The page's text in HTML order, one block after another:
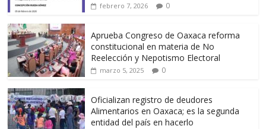
febrero 7, 2026 0
Aprueba Congreso de Oaxaca reforma
constitucional en materia de No
Reelección y Nepotismo Electoral
marzo 5, 2025 0
Oficializan registro de deudores
Alimentarios en Oaxaca; es la segunda
entidad del país en hacerlo